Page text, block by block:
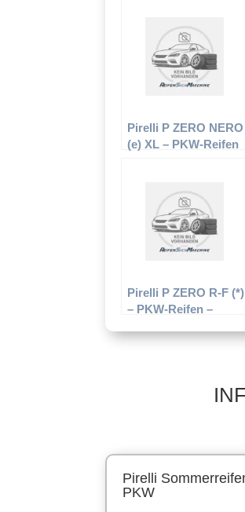
101W – Winterreifen
Pirelli P ZERO NERO
(e) XL – PKW-Reifen
Pirelli P ZERO R-F (*)
– PKW-Reifen –
Sommerreifen
Pirelli
PKW